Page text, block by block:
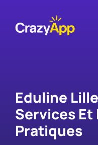
Eduline
Services
Pratiques